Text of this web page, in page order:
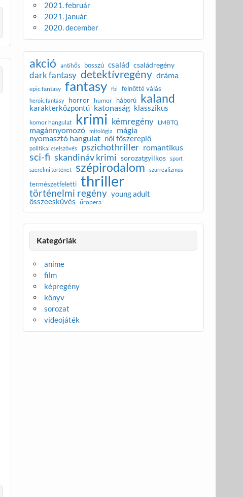
2021. február
2021. január
2020. december
akció antihős bosszú család családregény
dark fantasy detektívregény dráma
epic fantasy fantasy fbi felnőtté válás
heroic fantasy horror humor háború kaland
karakterközpontú katonaság klasszikus
komor hangulat krimi kémregény LMBTQ
magánnyomozó mitológia mágia
nyomasztó hangulat női főszereplő
politikai cselszövés pszichothriller romantikus
sci-fi skandináv krimi sorozatgyilkos
sport
szerelmi történet
szépirodalom szürrealizmus
természetfeletti thriller
történelmi regény young adult
összeesküvés
űropera
Kategóriák
anime
film
képregény
könyv
sorozat
videojáték